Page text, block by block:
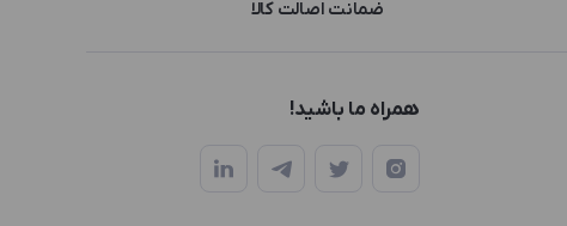
ضمانت اصالت کالا
همراه ما باشید!